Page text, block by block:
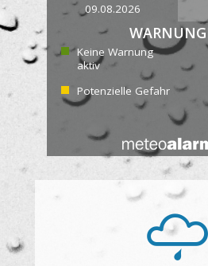
09.08.2026
Keine Warnung
aktiv
Potenzielle Gefahr